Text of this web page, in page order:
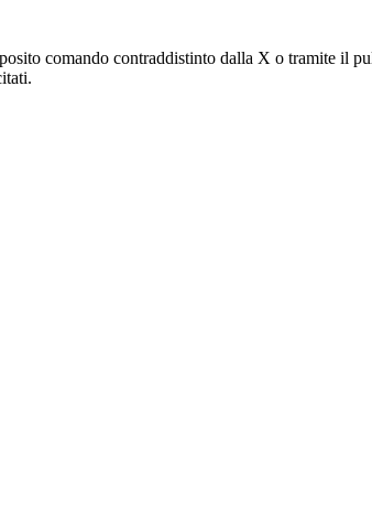
comando contraddistinto dalla X o tramite il